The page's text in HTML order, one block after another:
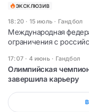
ЭКСКЛЮЗИВ
18:20 · 15 июль · Гандбол
Международная
ограничения с
17:07 · 4 июнь· Гандбол
Олимпийская
завершила карьеру